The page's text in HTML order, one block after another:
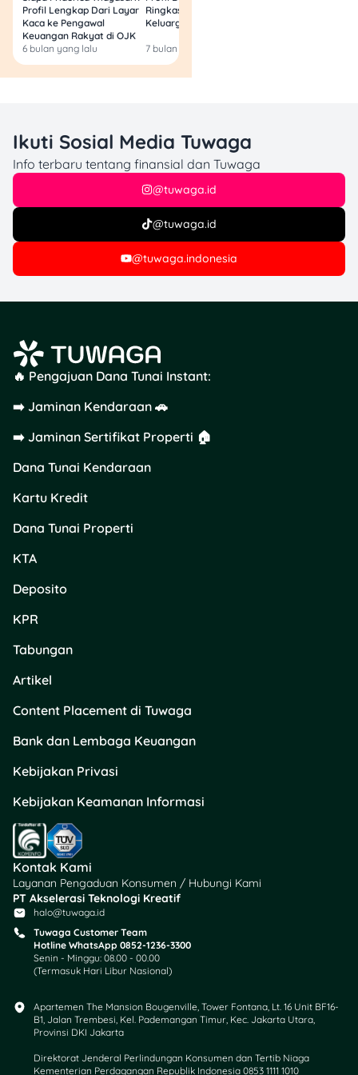
diskon menarik di merchant
favorit kamu di mall!
Profil Lengkap Dari Layar
Kaca ke Pengawal
Keuangan Rakyat di OJK
6 bulan yang lalu
Ringkas Latar Belakang
Keluarga dan Bisnisnya
7 bulan yang lalu
Ikuti Sosial Media Tuwaga
Info terbaru tentang finansial dan Tuwaga
@tuwaga.id
@tuwaga.id
@tuwaga.indonesia
🔥 Pengajuan Dana Tunai Instant:
➡️ Jaminan Kendaraan 🚗
➡️ Jaminan Sertifikat Properti 🏠
Dana Tunai Kendaraan
Kartu Kredit
Dana Tunai Properti
KTA
Deposito
KPR
Tabungan
Artikel
Content Placement di Tuwaga
Bank dan Lembaga Keuangan
Kebijakan Privasi
Kebijakan Keamanan Informasi
Kontak Kami
Layanan Pengaduan Konsumen / Hubungi Kami
PT Akselerasi Teknologi Kreatif
halo@tuwaga.id
Tuwaga Customer Team
Hotline WhatsApp 0852-1236-3300
Senin - Minggu: 08.00 - 00.00
(Termasuk Hari Libur Nasional)
Apartemen The Mansion Bougenville, Tower Fontana, Lt. 16 Unit BF16-
B1, Jalan Trembesi, Kel. Pademangan Timur, Kec. Jakarta Utara,
Provinsi DKI Jakarta
Direktorat Jenderal Perlindungan Konsumen dan Tertib Niaga
Kementerian Perdagangan Republik Indonesia 0853 1111 1010